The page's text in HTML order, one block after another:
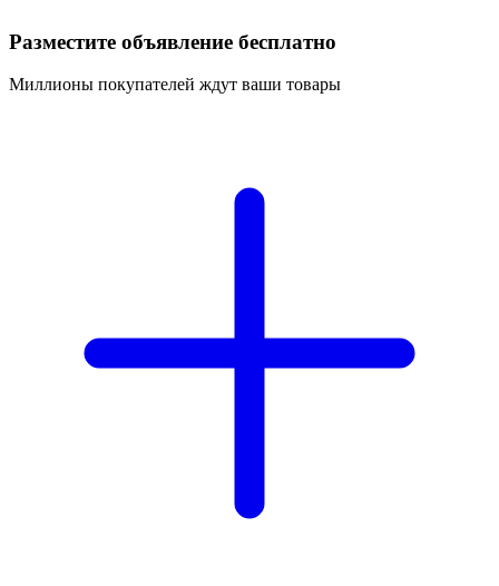
Разместите объявление бесплатно
Миллионы покупателей ждут ваши товары